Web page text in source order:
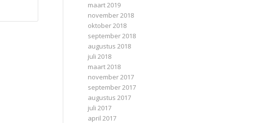
maart 2019
november 2018
oktober 2018
september 2018
augustus 2018
juli 2018
maart 2018
november 2017
september 2017
augustus 2017
juli 2017
april 2017